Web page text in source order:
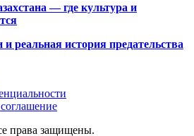
— где культура и
реальная история предательства
права защищены.